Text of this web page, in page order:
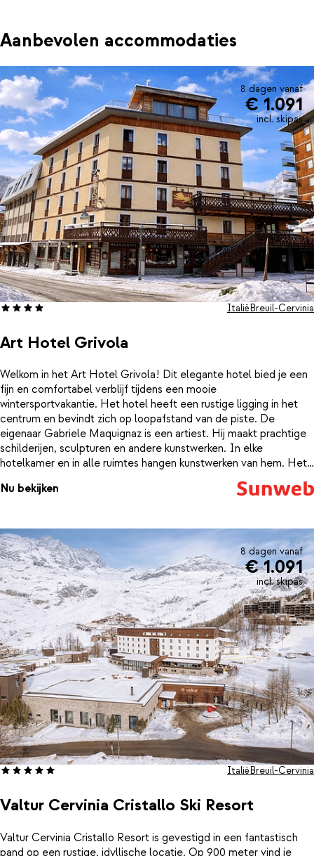
Aanbevolen accommodaties
8 dagen vanaf
€ 1.091
incl. skipas
Art Hotel Grivola
ItaliëBreuil-Cervinia
Welkom in het Art Hotel Grivola! Dit elegante hotel bied je een
fijn en comfortabel verblijf tijdens een mooie
wintersportvakantie. Het hotel heeft een rustige ligging in het
centrum en bevindt zich op loopafstand van de piste. De
eigenaar Gabriele Maquignaz is een artiest. Hij maakt prachtige
schilderijen, sculpturen en andere kunstwerken. In elke
hotelkamer en in alle ruimtes hangen kunstwerken van hem. Het
contrast tussen het donkere sfeervolle hout en meubels en de
kleurrijke en vrolijke kunstwerken is heel mooi. Elke ochtend loop
lekker warm drankje op temperatuur in de gezellige lounge bar.
Ben je toe aan wat meer ontspanning? Relax in de sauna of het
Turkse stoombad zodat je de volgende dag weer fris en fruitig
op de piste staat…
Nu bekijken
8 dagen vanaf
€ 1.091
incl. skipas
Valtur Cervinia Cristallo Ski Resort
ItaliëBreuil-Cervinia
Valtur Cervinia Cristallo Resort is gevestigd in een fantastisch
pand op een rustige, idyllische locatie. Op 900 meter vind je